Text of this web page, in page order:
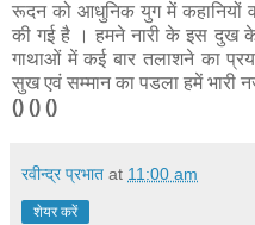
रूदन को आधुनिक युग में कहानियों
की गई है । हमने नारी के इस दुख
गाथाओं में कई बार तलाशने का
सुख एवं सम्मान का पडला हमें भारी
() () ()
रवीन्द्र प्रभात at 11:00 am
शेयर करें